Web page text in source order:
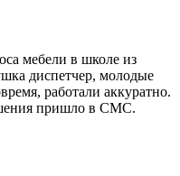
мебели в школе из
диспетчер, молодые
работали аккуратно.
пришло в СМС.